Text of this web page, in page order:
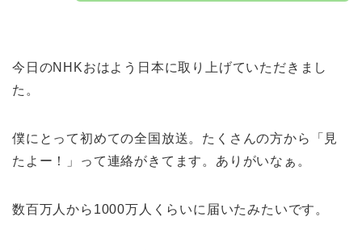
今日のNHKおはよう日本に取り上げていただきまし
た。
僕にとって初めての全国放送。たくさんの方から「見
たよー！」って連絡がきてます。ありがいなぁ。
数百万人から1000万人くらいに届いたみたいです。